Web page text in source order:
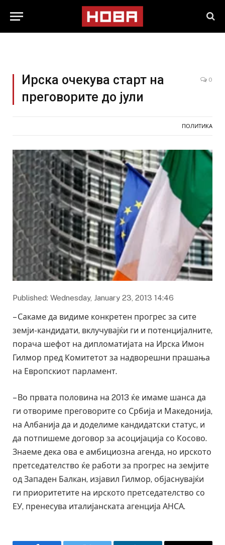
Ирска очекува старт на
преговорите до јули
0
ПОЛИТИКА
Published: Wednesday, January 23, 2013 14:46
– Сакаме да видиме конкретен прогрес за сите
земји-кандидати, вклучувајќи ги и потенцијалните,
порача шефот на дипломатијата на Ирска Имон
Гилмор пред Комитетот за надворешни прашања
на Европскиот парламент.
– Во првата половина на 2013 ќе имаме шанса да
ги отвориме преговорите со Србија и Македонија,
на Албанија да и доделиме кандидатски статус, и
да потпишеме договор за асоцијација со Косово.
Знаеме дека ова е амбициозна агенда, но ирското
претседателство ќе работи за прогрес на земјите
од Западен Балкан, изјавил Гилмор, објаснувајќи
ги приоритетите на ирското претседателство со
ЕУ, пренесува италијанската агенција АНСА.